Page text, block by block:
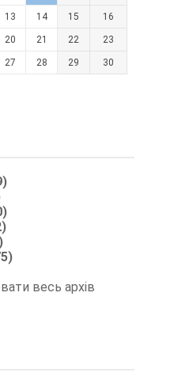
13 14 15 16
20 21 22 23
27 28 29 30
весь архів